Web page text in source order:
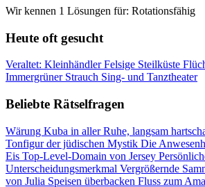
Wir kennen 1 Lösungen für: Rotationsfähig
Heute oft gesucht
Veraltet: KleinhändlerFelsige Steilküste
Immergrüner Strauch Sing- und Tanztheater
Beliebte Rätselfragen
Wärung Kuba in aller Ruhe, langsam
Tonfigur der jüdischen Mystik Die
Eis Top-Level-Domain von Jersey
Unterscheidungsmerkmal Vergrößernde
von Julia Speisen überbacken Fluss zum